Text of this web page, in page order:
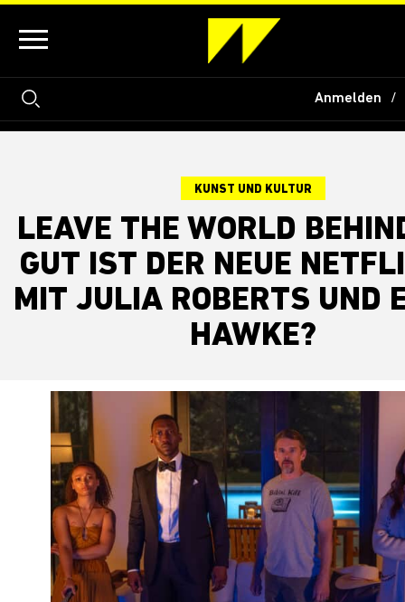
Anmelden
KUNST UND KULTUR
LEAVE THE WORLD
GUT IST DER NEUE
MIT JULIA ROBERTS UND
HAWKE?